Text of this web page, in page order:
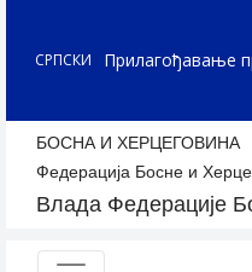
СРПСКИ Прилагођавање
БОСНА И ХЕРЦЕГОВИНА
Федерација Босне и
Влада Федерације